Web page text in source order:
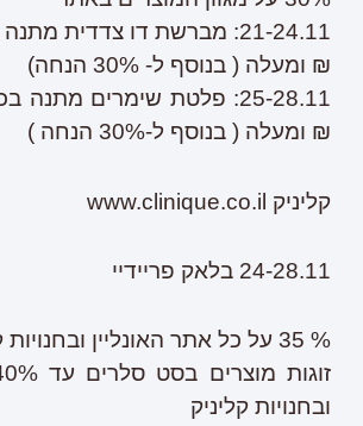
₪ ומעלה ( בנוסף ל- 30% הנחה)
₪ ומעלה ( בנוסף ל-30% הנחה )
קליניק www.clinique.co.il
24-28.11 בלאק פריידיי
% 35 על כל אתר האונליין ובחנויות קליניק.
ובחנויות קליניק